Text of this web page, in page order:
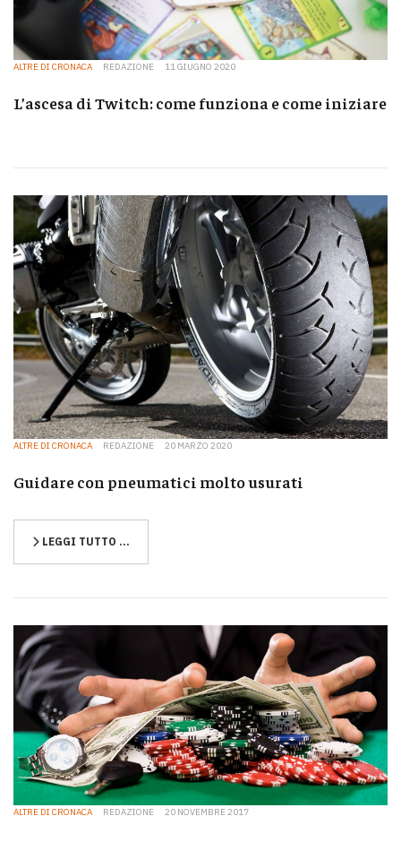
ALTRE DI CRONACA REDAZIONE 11 GIUGNO 2020
L’ascesa di Twitch: come funziona e come iniziare
ALTRE DI CRONACA REDAZIONE 20 MARZO 2020
Guidare con pneumatici molto usurati
LEGGI TUTTO …
ALTRE DI CRONACA REDAZIONE 20 NOVEMBRE 2017